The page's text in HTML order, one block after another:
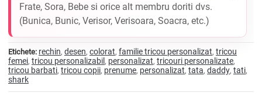
Frate, Sora, Bebe si orice alt membru doriti dvs.
(Bunica, Bunic, Verisor, Verisoara, Soacra, etc.)
Etichete: rechin, desen, colorat, familie tricou personalizat, tricou
femei, tricou personalizabil , personalizat, tricouri personalizate,
tricou barbati, tricou copii, prenume, personalizat, tata, daddy, tati,
shark